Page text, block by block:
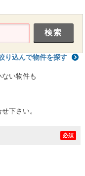
り込んで物件を探す
い物件も
下さい。
必須